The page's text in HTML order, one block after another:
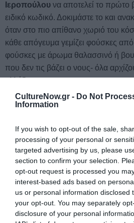
CultureNow.gr - Do Not
Information
If you wish to opt-out of the sale,
processing of your personal or
targeted advertising by us, please
section to confirm your selection.
opt-out request is processed you
interest-based ads based on
us or personal information disclosed
your opt-out. You may separately
disclosure of your personal
Ιεροπούλου να αποτελεί το πρώτο
ειδικό κωδικό. Δοκιμάστε το και
όταν στο πιο απίθανο χωριό του
κάθε απόγευμα γεμίζει φούσκες από
φούσκες με άρωμα θαλασσινό ή
που δεν τις βάζει ο νους- όλα
αλλάζουν.
Ταυτότητα
Πληροφορίες έκδοσης:ISBN: 978-
64, Ημερομηνία έκδοσης: 08/02/
Ακολουθήστε το Culturenow.gr
μάθετε πρώτοι όλες τις